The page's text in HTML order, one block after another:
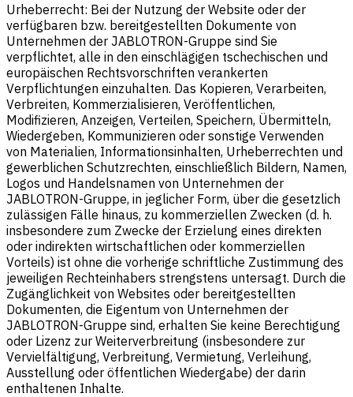
Urheberrecht: Bei der Nutzung der Website oder der
verfügbaren bzw. bereitgestellten Dokumente von
Unternehmen der JABLOTRON-Gruppe sind Sie
verpflichtet, alle in den einschlägigen tschechischen und
europäischen Rechtsvorschriften verankerten
Verpflichtungen einzuhalten. Das Kopieren, Verarbeiten,
Verbreiten, Kommerzialisieren, Veröffentlichen,
Modifizieren, Anzeigen, Verteilen, Speichern, Übermitteln,
Wiedergeben, Kommunizieren oder sonstige Verwenden
von Materialien, Informationsinhalten, Urheberrechten und
gewerblichen Schutzrechten, einschließlich Bildern, Namen,
Logos und Handelsnamen von Unternehmen der
JABLOTRON-Gruppe, in jeglicher Form, über die gesetzlich
zulässigen Fälle hinaus, zu kommerziellen Zwecken (d. h.
insbesondere zum Zwecke der Erzielung eines direkten
oder indirekten wirtschaftlichen oder kommerziellen
Vorteils) ist ohne die vorherige schriftliche Zustimmung des
jeweiligen Rechteinhabers strengstens untersagt. Durch die
Zugänglichkeit von Websites oder bereitgestellten
Dokumenten, die Eigentum von Unternehmen der
JABLOTRON-Gruppe sind, erhalten Sie keine Berechtigung
oder Lizenz zur Weiterverbreitung (insbesondere zur
Vervielfältigung, Verbreitung, Vermietung, Verleihung,
Ausstellung oder öffentlichen Wiedergabe) der darin
enthaltenen Inhalte.